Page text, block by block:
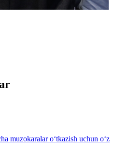
muzokaralar o‘tkazish uchun o‘z